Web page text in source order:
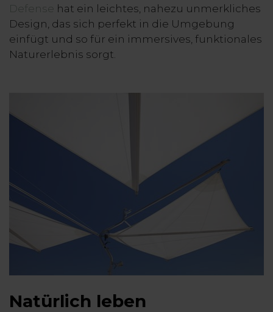
Defense
hat ein leichtes, nahezu unmerkliches
Design, das sich perfekt in die Umgebung
einfügt und so für ein immersives, funktionales
Naturerlebnis sorgt.
Natürlich leben